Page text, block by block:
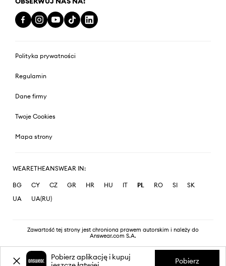
Polityka prywatności
Regulamin
Dane firmy
Twoje Cookies
Mapa strony
WEARETHEANSWEAR IN:
BG CY CZ GR HR HU IT PL RO SI
SK
UA
UA(RU)
Zawartość tej strony jest chroniona prawem autorskim i należy do
Answear.com S.A.
Pobierz aplikację i kupuj
Pobierz